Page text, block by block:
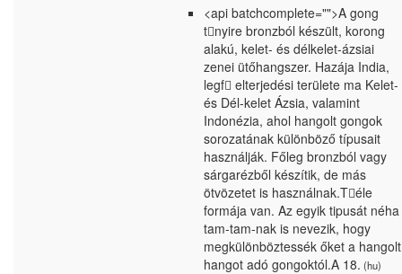
<api batchcomplete="">A gong
tnyire bronzból készült, korong
alakú, kelet- és délkelet-ázsiai
zenei ütőhangszer. Hazája India,
legf𕆻 elterjedési területe ma Kelet-
és Dél-kelet Ázsia, valamint
Indonézia, ahol hangolt gongok
sorozatának különböző típusait
használják. Főleg bronzból vagy
sárgarézből készítik, de más
ötvözetet is használnak.T󶮿éle
formája van. Az egyik tipusát néha
tam-tam-nak is nevezik, hogy
megkülönböztessék őket a hangolt
hangot adó gongoktól.A 18. (hu)